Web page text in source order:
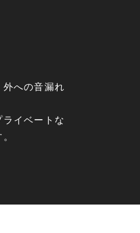
への音漏れ
イベートな